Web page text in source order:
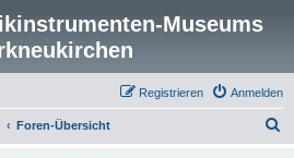
Museums
Anmelden
Registrieren
Foren-Übersicht